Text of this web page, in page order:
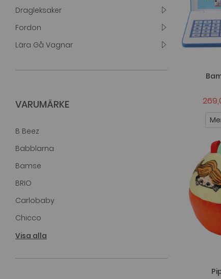
Dragleksaker
Fordon
Lära Gå Vagnar
VARUMÄRKE
B Beez
Babblarna
Bamse
BRIO
Carlobaby
Chicco
Clementoni Baby
Visa alla